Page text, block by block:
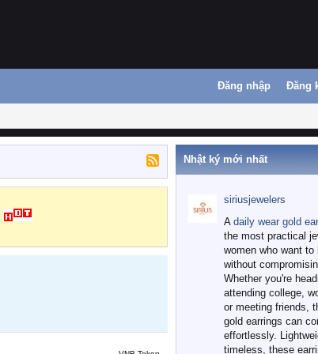
Đăng nhập Đăng
Nhật ký mới nhất
siriusjewelers
A daily wear gold
the most practical
women who want to
without
Whether you're
attending college,
or meeting friends,
gold earrings can
effortlessly.
timeless, these